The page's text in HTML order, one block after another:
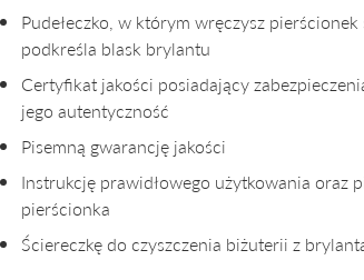
Pudełeczko, w którym wręczysz
podkreśla blask brylantu
Certyfikat jakości posiadający
jego autentyczność
Pisemną gwarancję jakości
Instrukcję prawidłowego użytkowania oraz
pierścionka
Ściereczkę do czyszczenia biżuterii z